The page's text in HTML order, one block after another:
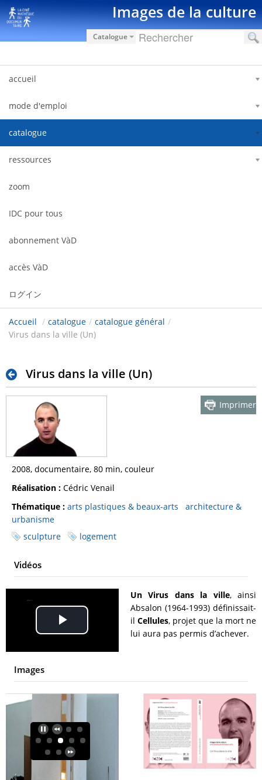
内容へスキップ Images de la culture
Catalogue
accueil
mode d'emploi
catalogue
ressources
zoom
IDC pour tous
abonnement VàD
accès VàD
ログイン
Accueil / catalogue / catalogue général /
Virus dans la ville (Un)
Virus dans la ville (Un)
Imprimer
2008, documentaire, 80 min, couleur
Réalisation : Cédric Venail
Thématique : arts plastiques & beaux-arts
architecture &
urbanisme
sculpture
logement
Vidéos
Play
Video
Un Virus dans la ville, ainsi
Absalon (1964-1993) définissait-
il Cellules, projet que la mort ne
lui aura pas permis d’achever.
Images